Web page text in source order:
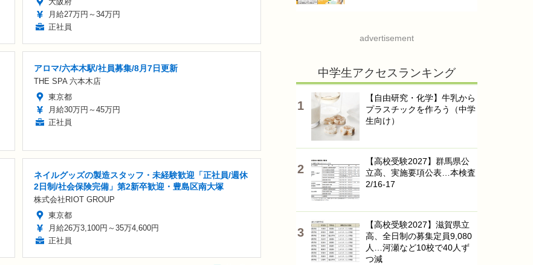
月給27万円～34万円
正社員
アロマ/六本木駅/社員募集/8月7日更新
THE SPA 六本木店
東京都
月給30万円～45万円
正社員
ネイルグッズの製造スタッフ・未経験歓迎「正社員/週休
2日制/社会保険完備」第2新卒歓迎・豊島区南大塚
株式会社RIOT GROUP
東京都
月給26万3,100円～35万4,600円
正社員
advertisement
中学生アクセスランキング
【自由研究・化学】牛乳から
プラスチックを作ろう（中学
生向け）
【高校受験2027】群馬県公
立高、実施要項公表…本検査
2/16-17
【高校受験2027】滋賀県立
高、全日制の募集定員9,080
人…河瀬など10校で40人ず
つ減